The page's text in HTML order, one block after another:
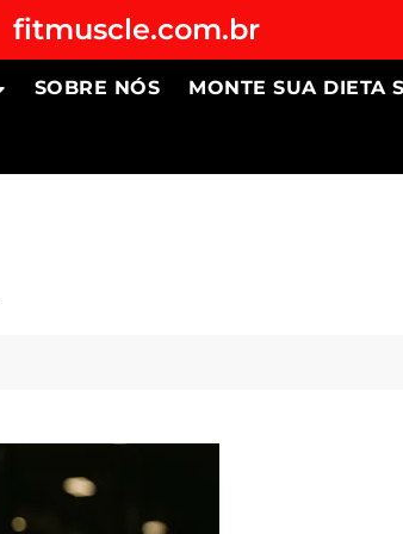
fitmuscle.com.br
SOBRE NÓS MONTE SUA DIETA